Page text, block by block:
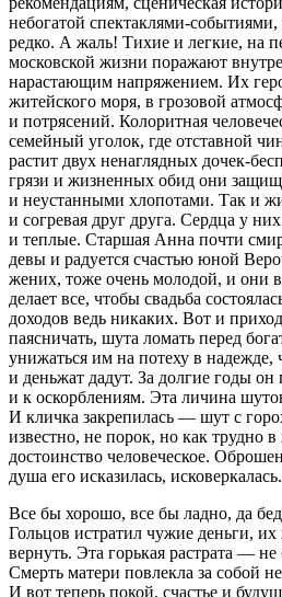
небогатой спектаклями-
редко. А жаль! Тихие и легкие, на
московской жизни поражают
нарастающим напряжением. Их
житейского моря, в грозовой
и потрясений. Колоритная
семейный уголок, где отставной
растит двух ненаглядных дочек-
грязи и жизненных обид они
и неустанными хлопотами. Так и
и согревая друг друга. Сердца у
и теплые. Старшая Анна почти
девы и радуется счастью юной
жених, тоже очень молодой, и они
делает все, чтобы свадьба
доходов ведь никаких. Вот и
паясничать, шута ломать перед
унижаться им на потеху в надежде,
и деньжат дадут. За долгие годы
и к оскорблениям. Эта личина
И кличка закрепилась — шут с
известно, не порок, но как трудно в
достоинство человеческое.
душа его исказилась, исковеркалась.
Все бы хорошо, все бы ладно, да
Гольцов истратил чужие деньги,
вернуть. Эта горькая растрата —
Смерть матери повлекла за собой
И вот теперь покой, счастье и